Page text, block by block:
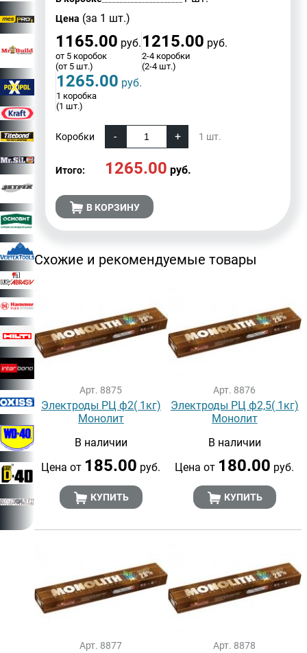
Цена (за 1 шт.)
1165.00 руб.
от 5 коробок
(от 5 шт.)
1215.00 руб.
2-4 коробки
(2-4 шт.)
1265.00 руб.
1 коробка
(1 шт.)
Коробки 1 шт.
Итого: 1265.00 руб.
В КОРЗИНУ
Схожие и рекомендуемые товары
Арт. 8875
Электроды РЦ ф2( 1кг)
Монолит
В наличии
Цена от 185.00 руб.
КУПИТЬ
Арт. 8876
Электроды РЦ ф2,5( 1кг)
Монолит
В наличии
Цена от 180.00 руб.
КУПИТЬ
Арт. 8877 Арт. 8878